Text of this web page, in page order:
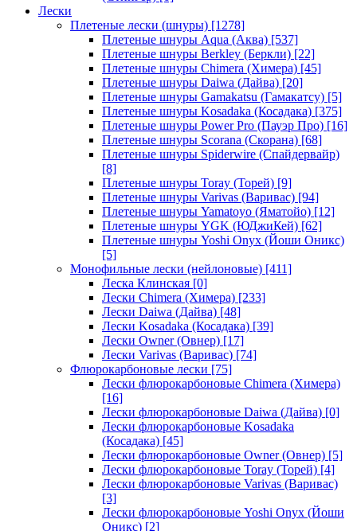
Лески
Плетеные лески (шнуры) [1278]
Плетеные шнуры Aqua (Аква) [537]
Плетеные шнуры Berkley (Беркли) [22]
Плетеные шнуры Chimera (Химера) [45]
Плетеные шнуры Daiwa (Дайва) [20]
Плетеные шнуры Gamakatsu (Гамакатсу) [5]
Плетеные шнуры Kosadaka (Косадака) [375]
Плетеные шнуры Power Pro (Пауэр Про) [16]
Плетеные шнуры Scorana (Скорана) [68]
Плетеные шнуры Spiderwire (Спайдервайр)
[8]
Плетеные шнуры Toray (Торей) [9]
Плетеные шнуры Varivas (Варивас) [94]
Плетеные шнуры Yamatoyo (Яматойо) [12]
Плетеные шнуры YGK (ЮДжиКей) [62]
Плетеные шнуры Yoshi Onyx (Йоши Оникс)
[5]
Монофильные лески (нейлоновые) [411]
Леска Клинская [0]
Лески Chimera (Химера) [233]
Лески Daiwa (Дайва) [48]
Лески Kosadaka (Косадака) [39]
Лески Owner (Овнер) [17]
Лески Varivas (Варивас) [74]
Флюрокарбоновые лески [75]
Лески флюрокарбоновые Chimera (Химера)
[16]
Лески флюрокарбоновые Daiwa (Дайва) [0]
Лески флюрокарбоновые Kosadaka
(Косадака) [45]
Лески флюрокарбоновые Owner (Овнер) [5]
Лески флюрокарбоновые Toray (Торей) [4]
Лески флюрокарбоновые Varivas (Варивас)
[3]
Лески флюрокарбоновые Yoshi Onyx (Йоши
Оникс) [2]